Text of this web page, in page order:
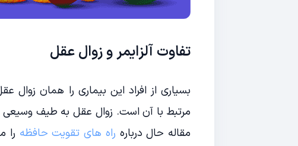
تفاوت آلزایمر و زوال عقل
بسیاری از افراد این بیماری را همان زوال
مرتبط با آن است. زوال عقل به طیف
مقاله حال درباره راه های تقویت حافظه را